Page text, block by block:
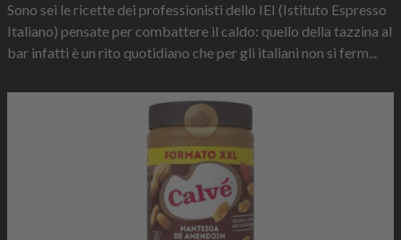
Sono sei le ricette dei professionisti dello IEI (Istituto Espresso
Italiano) pensate per combattere il caldo: quello della tazzina al
bar infatti è un rito quotidiano che per gli italiani non si ferm...